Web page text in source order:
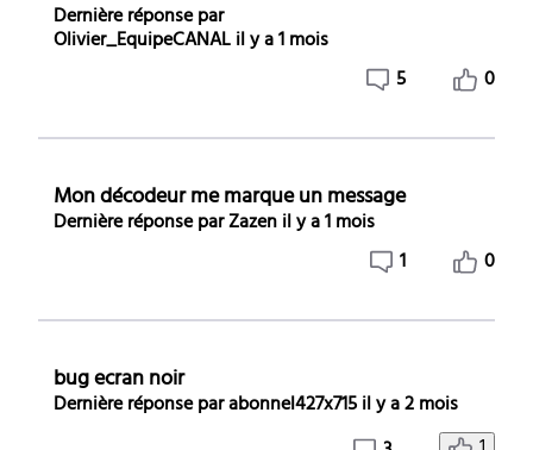
Dernière réponse par
Olivier_EquipeCANAL il y a 1 mois
5
0
Mon décodeur me marque un message
Dernière réponse parZazen il y a 1 mois
1
0
bug ecran noir
Dernière réponse parabonnel427x715 il y a 2 mois